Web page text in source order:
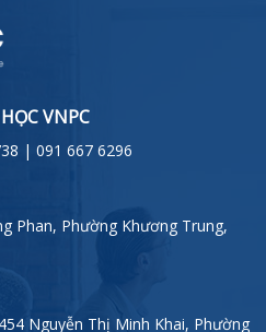
VNPC
| 091 667 6296
Phan, Phường Khương Trung,
Nguyễn Thị Minh Khai, Phường